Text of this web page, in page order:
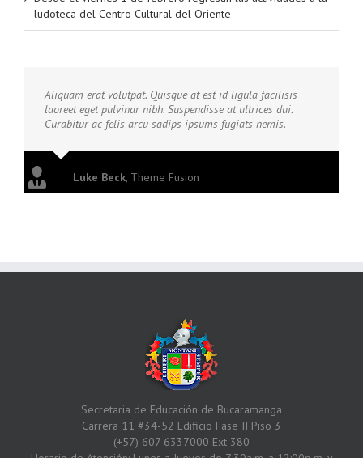
ludoteca del Centro Cultural del Oriente
Aliquam erat volutpat. Quisque at est id ligula facilisis
laoreet eget pulvinar nibh. Suspendisse at ultrices dui.
Curabitur ac felis arcu sadips ipsums fugiats nemis.
Luke Beck, Theme Fusion
Secretaria de Educación de Bucaramanga
Carrera 11 #34-52 Edificio Fase II Piso 3
(+57) 607 6337000 Ext 380